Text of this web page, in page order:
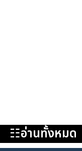
☷อ่านทั้งหมด